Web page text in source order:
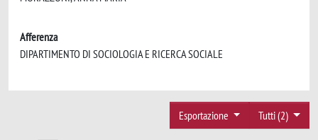
Afferenza
DIPARTIMENTO DI SOCIOLOGIA E RICERCA SOCIALE
Tutti (2)
Esportazione